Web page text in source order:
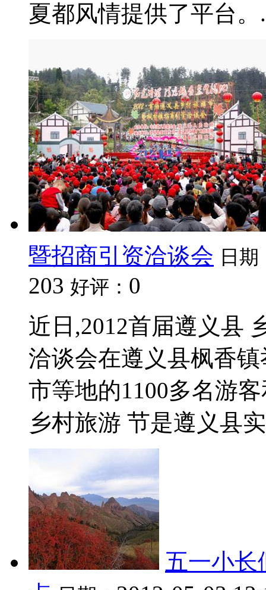
夏都风情提供了平台。
暨招商引资洽谈会 日期
203 好评： 0
近日,2012首届遵义县
洽谈会在遵义县枫香
市等地的1100多名游
乡村旅游 节是遵义县
五一小长